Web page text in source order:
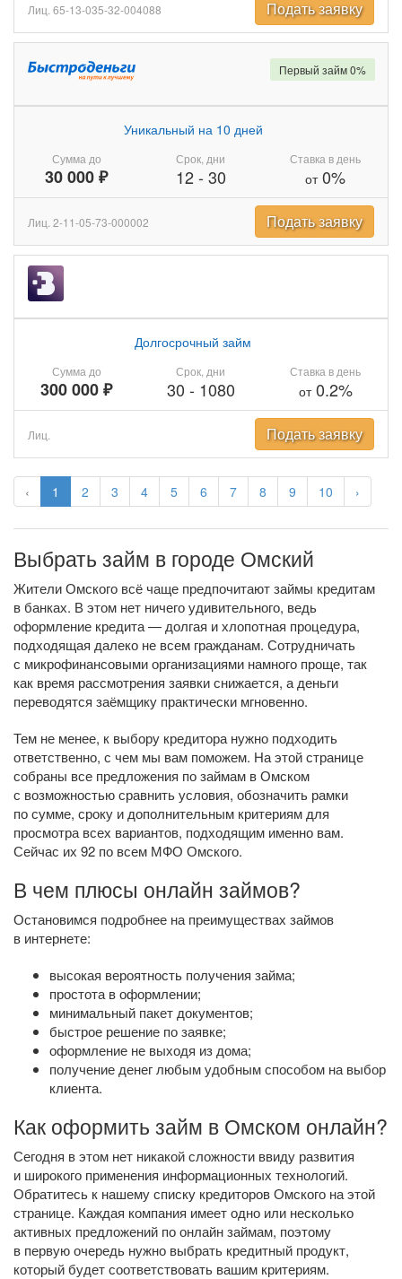
‹ 1 2 3 4 5 6 7 8 9 10 ›
Лиц. 65-13-035-32-004088 Подать заявку
Сумма до
30 000 ₽
Уникальный на 10 дней
Срок, дни
12- 30
Ставка в день
от0%
Первый займ 0%
Лиц. 2-11-05-73-000002 Подать заявку
Сумма до
300 000 ₽
Долгосрочный займ
Срок, дни
30 - 1080
Ставка в день
от0.2%
Лиц. Подать заявку
Выбрать займ в городе Омский
Жители Омского всё чаще предпочитают займы кредитам
в банках. В этом нет ничего удивительного, ведь
оформление кредита — долгая и хлопотная процедура,
подходящая далеко не всем гражданам. Сотрудничать
с микрофинансовыми организациями намного проще, так
как время рассмотрения заявки снижается, а деньги
переводятся заёмщику практически мгновенно.
Тем не менее, к выбору кредитора нужно подходить
ответственно, с чем мы вам поможем. На этой странице
собраны все предложения по займам в Омском
с возможностью сравнить условия, обозначить рамки
по сумме, сроку и дополнительным критериям для
просмотра всех вариантов, подходящим именно вам.
Сейчас их 92 по всем МФО Омского.
В чем плюсы онлайн займов?
Остановимся подробнее на преимуществах займов
в интернете:
высокая вероятность получения займа;
простота в оформлении;
минимальный пакет документов;
быстрое решение по заявке;
оформление не выходя из дома;
получение денег любым удобным способом на выбор
клиента.
Как оформить займ в Омском онлайн?
Сегодня в этом нет никакой сложности ввиду развития
и широкого применения информационных технологий.
Обратитесь к нашему списку кредиторов Омского на этой
странице. Каждая компания имеет одно или несколько
активных предложений по онлайн займам, поэтому
в первую очередь нужно выбрать кредитный продукт,
который будет соответствовать вашим критериям.